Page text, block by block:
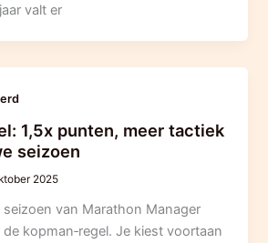
valt er
1,5x punten, meer tactiek
seizoen
2025
van Marathon Manager
kopman‑regel. Je kiest voortaan